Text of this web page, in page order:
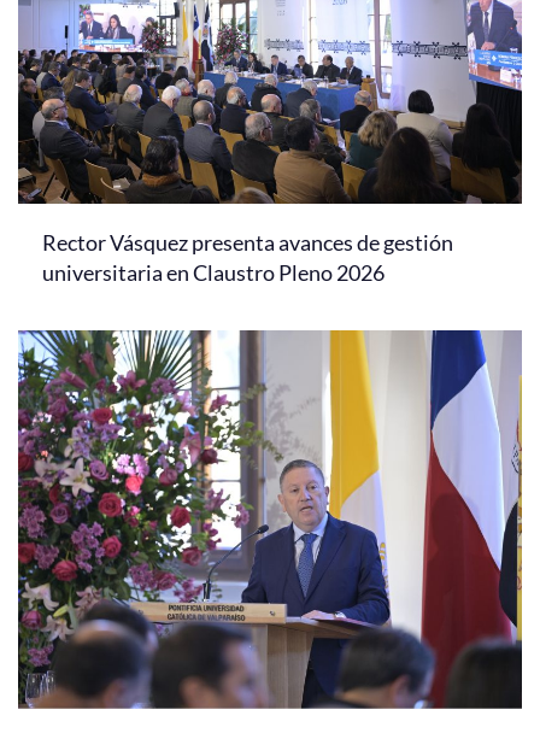
Rector Vásquez presenta avances de gestión
universitaria en Claustro Pleno 2026